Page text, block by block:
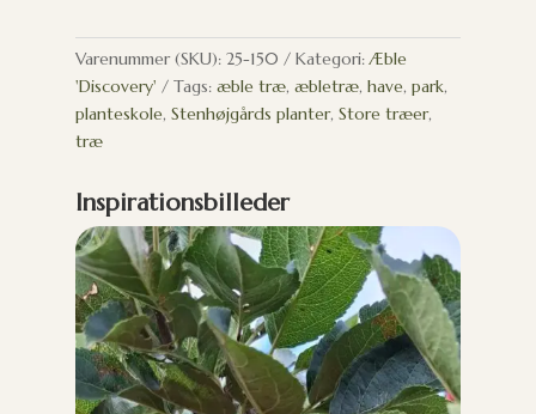
Varenummer (SKU): 25-150 Kategori:Æble
'Discovery'
Tags: æble træ, æbletræ, have, park,
planteskole, Stenhøjgårds planter, Store træer,
træ
Inspirationsbilleder